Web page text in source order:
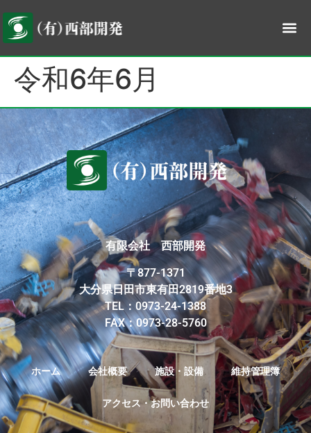
令和6年6月
有限会社 西部開発
〒877-1371
大分県日田市東有田2819番地3
TEL：0973-24-1388
FAX：0973-28-5760
ホーム 会社概要 施設・設備 維持管理簿
アクセス・お問い合わせ